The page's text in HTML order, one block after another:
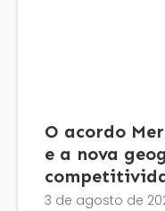
O acordo
e a nova
3 de agosto de